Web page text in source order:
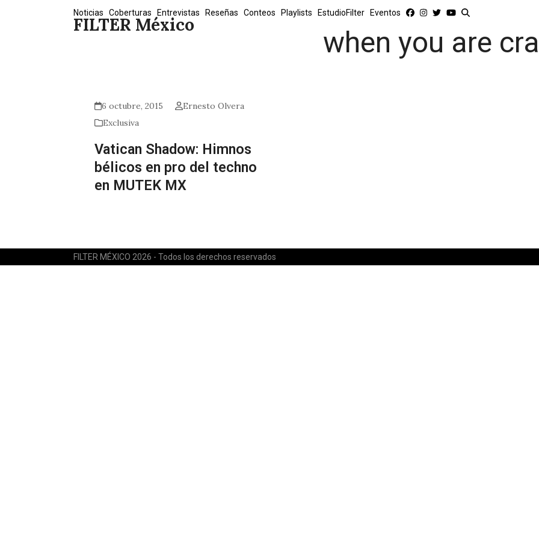
FILTER México
Noticias Coberturas Entrevistas Reseñas Conteos Playlists EstudioFilter Eventos
when you are
6 octubre, 2015
Ernesto Olvera
Exclusiva
Vatican Shadow: Himnos
bélicos en pro del techno
en MUTEK MX
FILTER MÉXICO 2026 - Todos los derechos reservados